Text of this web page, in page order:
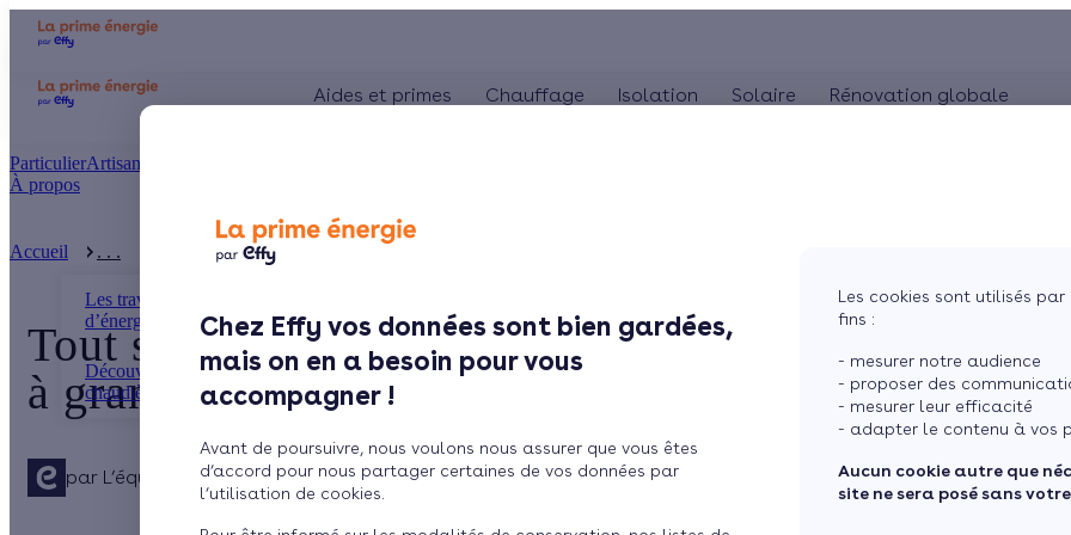
Chez Effy vos données sont bien gardées,
mais on en a besoin pour vous
accompagner !
Avant de poursuivre, nous voulons nous assurer que vous êtes
d’accord pour nous partager certaines de vos données par
l’utilisation de cookies.
Les cookies sont utilisés
fins :
- mesurer notre audience
- proposer des
- mesurer leur efficacité
- adapter le contenu à vos
Aucun cookie autre que
site ne sera posé sans
ParticulierArtisan / installateur
À propos
Aides et primes
Présentation
Le concept
Chauffage
Pompe à
Isolation
Isolation toiture-terrasse
Solaire
Chauffe-eau solaire
Rénovation globale
Accueil . . .
Les travaux d’économies
d’énergie
Découvrez tous les types de
chaudières
Tout savoir sur la chaudière à pellets ou cha ...
Tout savoir sur la chaudière à pellets ou chaudière
à granulés
par L’équipe de rédaction 4 min de lecture